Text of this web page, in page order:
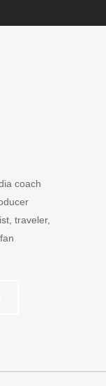
coach
traveler,